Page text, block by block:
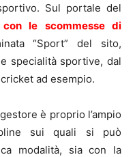
Sul portale del
con le scommesse di
“Sport” del sito,
specialità sportive, dal
ad esempio.
è proprio l’ampio
sui quali si può
modalità, sia con la